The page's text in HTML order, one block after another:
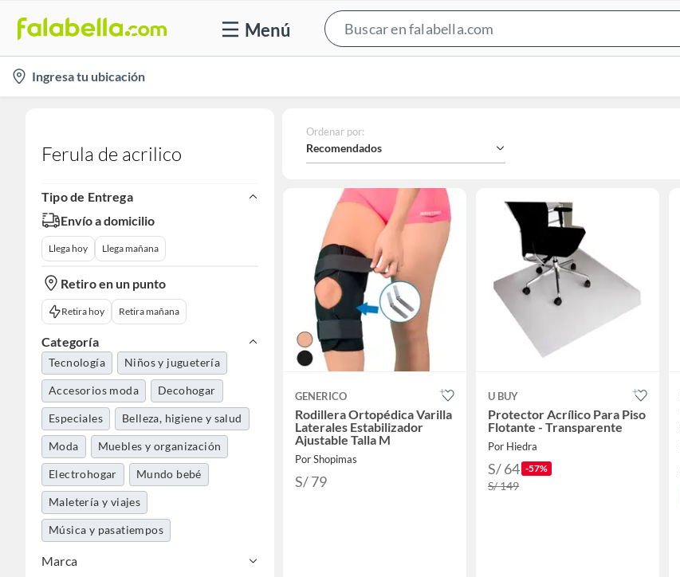
Menú
Bar
location-
icon
Ingresa tu ubicación
Ferula de acrilico
Tipo de Entrega
Envío a domicilio
Llega hoy Llega mañana
Retiro en un punto
Retira hoy Retira mañana
Categoría
Tecnología Niños y juguetería
Accesorios moda Decohogar
Especiales Belleza, higiene y salud
Moda Muebles y organización
Electrohogar Mundo bebé
Maletería y viajes
Música y pasatiempos
Calzado y zapatillas
Marca
Ordenar por:
Recomendados
GENERICO
Rodillera Ortopédica Varilla
Laterales Estabilizador
Ajustable Talla M
Por Shopimas
S/ 79
U BUY
Protector Acrílico Para Piso
Flotante - Transparente
Por Hiedra
S/ 64 -57%
S/ 149